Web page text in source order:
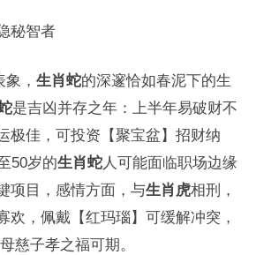
秘智者
， 生肖蛇的深邃恰如春泥下的生
是吉凶并存之年：上半年易破财不
极佳，可投资【聚宝盆】招财纳
50岁的生肖蛇人可能面临职场边缘
项目，感情方面，与生肖虎相刑，
欢，佩戴【红玛瑙】可缓解冲突，
慈子孝之福可期。